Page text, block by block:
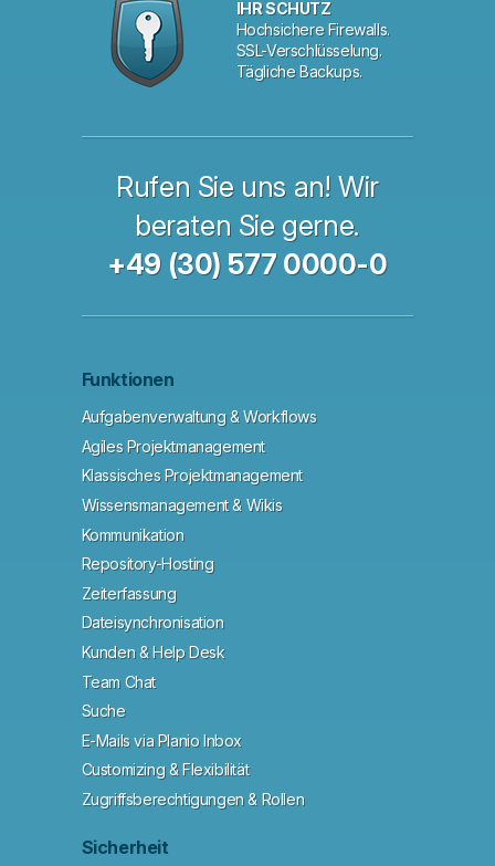
IHR SCHUTZ
Hochsichere Firewalls.
SSL-Verschlüsselung.
Tägliche Backups.
Rufen Sie uns an! Wir
beraten Sie gerne.
+49 (30) 577 0000-0
Funktionen
Aufgabenverwaltung & Workflows
Agiles Projektmanagement
Klassisches Projektmanagement
Wissensmanagement & Wikis
Kommunikation
Repository-Hosting
Zeiterfassung
Dateisynchronisation
Kunden & Help Desk
Team Chat
Suche
E-Mails via Planio Inbox
Customizing & Flexibilität
Zugriffsberechtigungen & Rollen
Sicherheit